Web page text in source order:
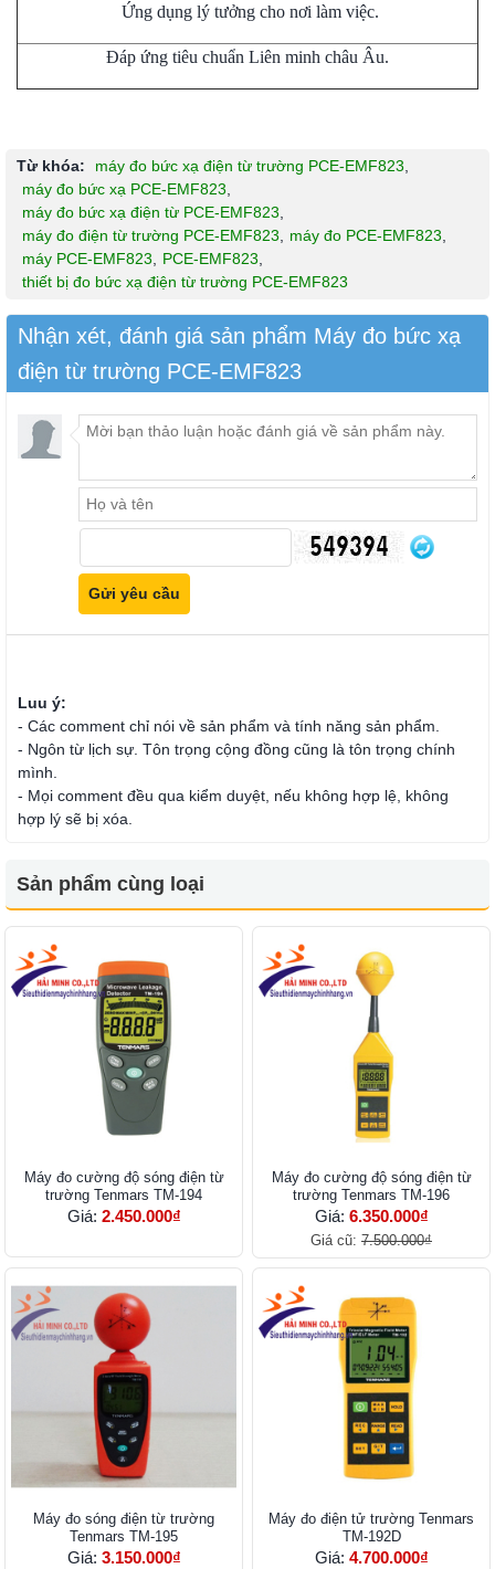
Ứng dụng lý tưởng cho nơi làm việc.
Đáp ứng tiêu chuẩn Liên minh châu Âu.
Từ khóa: máy đo bức xạ điện từ trường PCE-EMF823,
máy đo bức xạ PCE-EMF823,
máy đo bức xạ điện từ PCE-EMF823,
máy đo điện từ trường PCE-EMF823, máy đo PCE-EMF823,
máy PCE-EMF823, PCE-EMF823,
thiết bị đo bức xạ điện từ trường PCE-EMF823
Nhận xét, đánh giá sản phẩm Máy đo bức xạ
điện từ trường PCE-EMF823
Luu ý:
- Các comment chỉ nói về sản phẩm và tính năng sản phẩm.
- Ngôn từ lịch sự. Tôn trọng cộng đồng cũng là tôn trọng chính
mình.
- Mọi comment đều qua kiểm duyệt, nếu không hợp lệ, không
hợp lý sẽ bị xóa.
Sản phẩm cùng loại
Máy đo cường độ sóng điện từ
trường Tenmars TM-194
Giá: 2.450.000₫
Máy đo cường độ sóng điện từ
trường Tenmars TM-196
Giá: 6.350.000₫
Giá cũ: 7.500.000₫
Máy đo sóng điện từ trường
Tenmars TM-195
Giá: 3.150.000₫
Máy đo điện tử trường Tenmars
TM-192D
Giá: 4.700.000₫